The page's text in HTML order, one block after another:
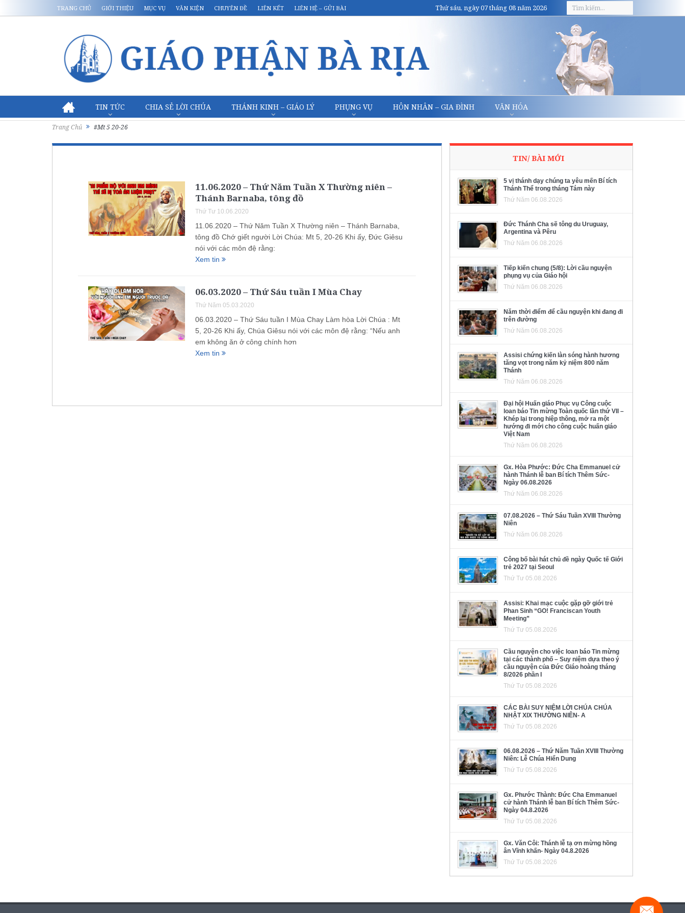
TRANG CHỦ GIỚI THIỆU MỤC VỤ VĂN KIỆN CHUYÊN ĐỀ LIÊN KẾT LIÊN HỆ – GỬI BÀI Thứ sáu, ngày 07 tháng 08 năm 2026
TIN TỨC CHIA SẺ LỜI CHÚA THÁNH KINH – GIÁO LÝ PHỤNG VỤ HÔN NHÂN – GIA ĐÌNH VĂN HÓA
Trang Chủ #Mt 5 20-26
11.06.2020 – Thứ Năm Tuần X Thường niên –
Thánh Barnaba, tông đồ
Thứ Tư 10.06.2020
11.06.2020 – Thứ Năm Tuần X Thường niên – Thánh Barnaba,
tông đồ Chớ giết người Lời Chúa: Mt 5, 20-26 Khi ấy, Đức Giêsu
nói với các môn đệ rằng:
Xem tin
06.03.2020 – Thứ Sáu tuần I Mùa Chay
Thứ Năm 05.03.2020
06.03.2020 – Thứ Sáu tuần I Mùa Chay Làm hòa Lời Chúa : Mt
5, 20-26 Khi ấy, Chúa Giêsu nói với các môn đệ rằng: “Nếu anh
em không ăn ở công chính hơn
Xem tin
TIN/ BÀI MỚI
5 vị thánh dạy chúng ta yêu mến Bí tích
Thánh Thể trong tháng Tám này
Thứ Năm 06.08.2026
Đức Thánh Cha sẽ tông du Uruguay,
Argentina và Pêru
Thứ Năm 06.08.2026
Tiếp kiến chung (5/8): Lời cầu nguyện
phụng vụ của Giáo hội
Thứ Năm 06.08.2026
Năm thời điểm để cầu nguyện khi đang đi
trên đường
Thứ Năm 06.08.2026
Assisi chứng kiến làn sóng hành hương
tăng vọt trong năm kỷ niệm 800 năm
Thánh
Thứ Năm 06.08.2026
Đại hội Huấn giáo Phục vụ Công cuộc
loan báo Tin mừng Toàn quốc lần thứ VII –
Khép lại trong hiệp thông, mở ra một
hướng đi mới cho công cuộc huấn giáo
Việt Nam
Thứ Năm 06.08.2026
Gx. Hòa Phước: Đức Cha Emmanuel cử
hành Thánh lễ ban Bí tích Thêm Sức-
Ngày 06.08.2026
Thứ Năm 06.08.2026
07.08.2026 – Thứ Sáu Tuần XVIII Thường
Niên
Thứ Năm 06.08.2026
Công bố bài hát chủ đề ngày Quốc tế Giới
trẻ 2027 tại Seoul
Thứ Tư 05.08.2026
Assisi: Khai mạc cuộc gặp gỡ giới trẻ
Phan Sinh “GO! Franciscan Youth
Meeting”
Thứ Tư 05.08.2026
Cầu nguyện cho việc loan báo Tin mừng
tại các thành phố – Suy niệm dựa theo ý
cầu nguyện của Đức Giáo hoàng tháng
8/2026 phần I
Thứ Tư 05.08.2026
CÁC BÀI SUY NIỆM LỜI CHÚA CHÚA
NHẬT XIX THƯỜNG NIÊN- A
Thứ Tư 05.08.2026
06.08.2026 – Thứ Năm Tuần XVIII Thường
Niên: Lễ Chúa Hiển Dung
Thứ Tư 05.08.2026
Gx. Phước Thành: Đức Cha Emmanuel
cử hành Thánh lễ ban Bí tích Thêm Sức-
Ngày 04.8.2026
Thứ Tư 05.08.2026
Gx. Văn Côi: Thánh lễ tạ ơn mừng hồng
ân Vĩnh khấn- Ngày 04.8.2026
Thứ Tư 05.08.2026